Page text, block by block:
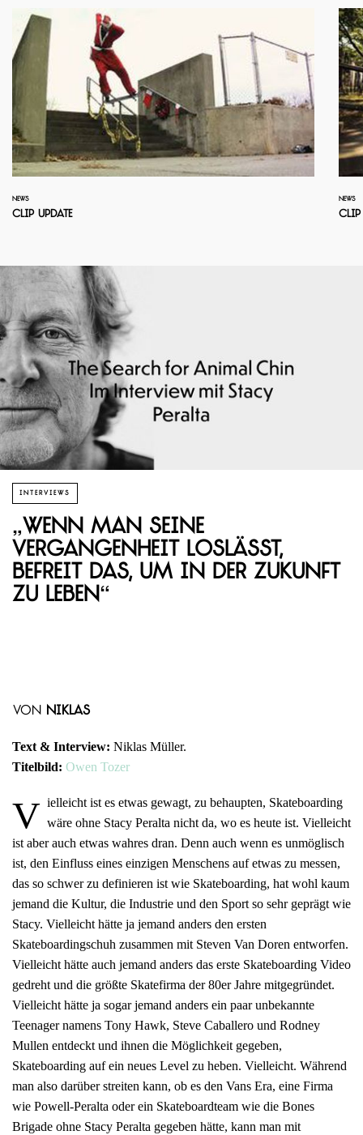
NEWS
Clip Update
NEWS
Clip
INTERVIEWS
„Wenn man seine
Vergangenheit loslässt,
befreit das, um in der Zukunft
zu leben“
von Niklas
Text & Interview: Niklas Müller.
Titelbild: Owen Tozer
V ielleicht ist es etwas gewagt, zu behaupten, Skateboarding
wäre ohne Stacy Peralta nicht da, wo es heute ist. Vielleicht
ist aber auch etwas wahres dran. Denn auch wenn es unmöglisch
ist, den Einfluss eines einzigen Menschens auf etwas zu messen,
das so schwer zu definieren ist wie Skateboarding, hat wohl kaum
jemand die Kultur, die Industrie und den Sport so sehr geprägt wie
Stacy. Vielleicht hätte ja jemand anders den ersten
Skateboardingschuh zusammen mit Steven Van Doren entworfen.
Vielleicht hätte auch jemand anders das erste Skateboarding Video
gedreht und die größte Skatefirma der 80er Jahre mitgegründet.
Vielleicht hätte ja sogar jemand anders ein paar unbekannte
Teenager namens Tony Hawk, Steve Caballero und Rodney
Mullen entdeckt und ihnen die Möglichkeit gegeben,
Skateboarding auf ein neues Level zu heben. Vielleicht. Während
man also darüber streiten kann, ob es den Vans Era, eine Firma
wie Powell-Peralta oder ein Skateboardteam wie die Bones
Brigade ohne Stacy Peralta gegeben hätte, kann man mit